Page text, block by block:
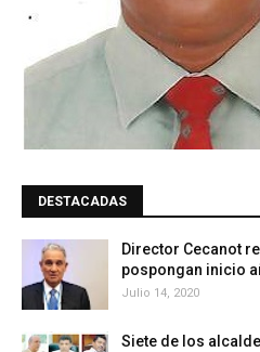
DESTACADAS
Director Cecanot
pospongan inicio
Julio 14, 2020
Siete de los